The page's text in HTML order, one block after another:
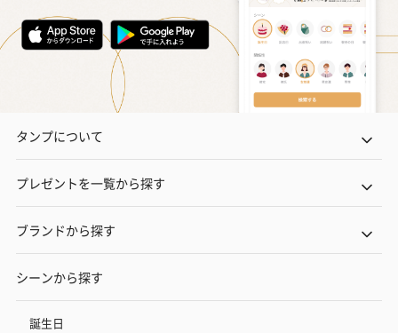
タンプについて
プレゼントを一覧から探す
ブランドから探す
シーンから探す
誕生日